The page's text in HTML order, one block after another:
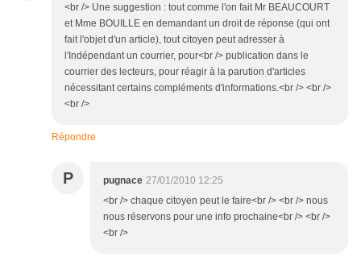
<br /> Une suggestion : tout comme l'on fait Mr BEAUCOURT
et Mme BOUILLE en demandant un droit de réponse (qui ont
fait l'objet d'un article), tout citoyen peut adresser à
l'Indépendant un courrier, pour<br /> publication dans le
courrier des lecteurs, pour réagir à la parution d'articles
nécessitant certains compléments d'informations.<br /> <br />
<br />
Répondre
P pugnace 27/01/2010 12:25
<br /> chaque citoyen peut le faire<br /> <br /> nous
nous réservons pour une info prochaine<br /> <br />
<br />